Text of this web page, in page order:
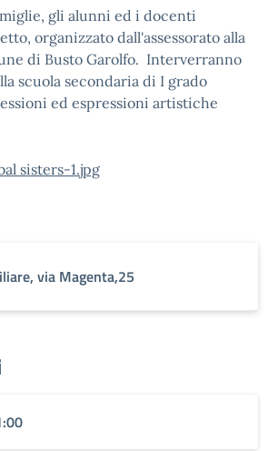
gli alunni ed i docenti
organizzato dall'assessorato alla
di Busto Garolfo. Interverranno
scuola secondaria di I grado
ed espressioni artistiche
sisters-1.jpg
via Magenta,25